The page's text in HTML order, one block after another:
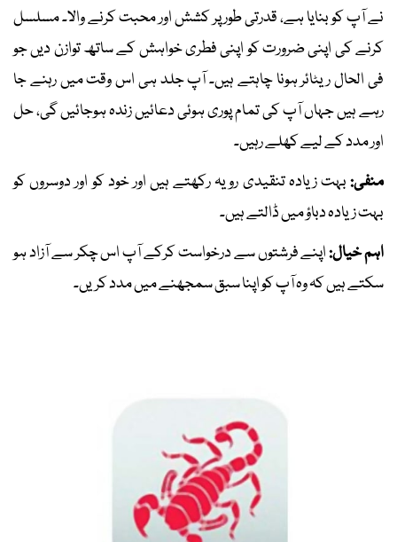
نے آپ کو بنایا ہے، قدرتی طور پر کشش اور محبت کرنے والا۔ مسلسل
کرنے کی اپنی ضرورت کو اپنی فطری خواہش کے ساتھ توازن دیں جو
فی الحال ریٹائر ہونا چاہتے ہیں۔ آپ جلد ہی اس وقت میں رہنے جا
رہے ہیں جہاں آپ کی تمام پوری ہوئی دعائیں زندہ ہوجائیں گی، حل
اور مدد کے لیے کھلے رہیں۔
منفی:بہت زیادہ تنقیدی رویہ رکھتے ہیں اور خود کو اور دوسروں کو
بہت زیادہ دباؤ میں ڈالتے ہیں۔
اہم خیال:اپنے فرشتوں سے درخواست کرکے آپ اس چکر سے آزاد ہو
سکتے ہیں کہ وہ آپ کو اپنا سبق سمجھنے میں مدد کریں۔